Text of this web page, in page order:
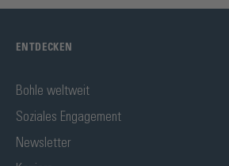
ENTDECKEN
Bohle weltweit
Soziales Engagement
Newsletter